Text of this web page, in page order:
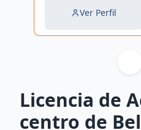
Ver Perfil
Licencia de
centro de